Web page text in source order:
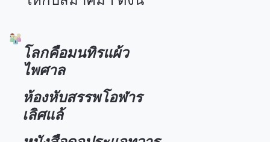
โลกคือมนทิรแผ้ว
ไพศาล
ห้องหับสรรพโอฬาร
เลิศแล้